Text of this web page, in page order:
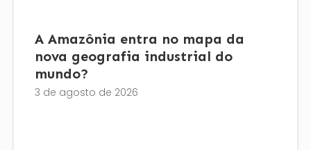
A Amazônia entra no mapa da
nova geografia industrial do
mundo?
3 de agosto de 2026